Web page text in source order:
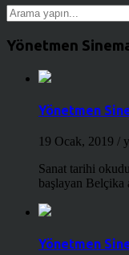
Yönetmen
Yönetmen
19 Ocak, 2019 /
Sanat tarihi
başlayan Belçika
Yönetmen